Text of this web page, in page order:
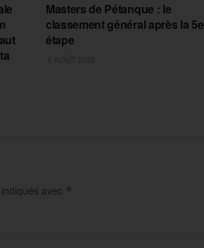
Masters de Pétanque : le
classement général après la 5e
étape
avec *